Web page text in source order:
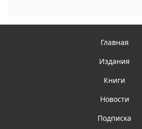
Главная
Издания
Книги
Новости
Подписка